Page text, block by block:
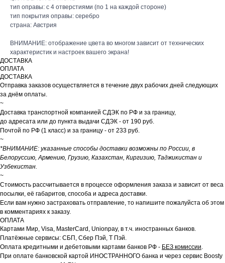
тип оправы: с 4 отверстиями (по 1 на каждой стороне)
тип покрытия оправы: серебро
страна: Австрия
ВНИМАНИЕ: отображение цвета во многом зависит от технических
характеристик и настроек вашего экрана!
ДОСТАВКА
ОПЛАТА
ДОСТАВКА
Отправка заказов осуществляется в течение двух рабочих дней следующих
за днём оплаты.
~
Доставка транспортной компанией СДЭК по РФ и за границу,
до адресата или до пункта выдачи СДЭК - от 190 руб.
Почтой по РФ (1 класс) и за границу - от 233 руб.
~
*ВНИМАНИЕ: указанные способы доставки возможны по России, в
Белоруссию, Армению, Грузию, Казахстан, Киргизию, Таджикистан и
Узбекистан.
~
Стоимость рассчитывается в процессе оформления заказа и зависит от веса
посылки, её габаритов, способа и адреса доставки.
Если вам нужно застраховать отправление, то напишите пожалуйста об этом
в комментариях к заказу.
ОПЛАТА
Картами Мир, Visa, MasterCard, Unionpay, в т.ч. иностранных банков.
Платёжные сервисы: СБП, Сбер Пэй, Т Пэй.
Оплата кредитными и дебетовыми картами банков РФ - БЕЗ комиссии.
При оплате банковской картой ИНОСТРАННОГО банка и через сервис Boosty